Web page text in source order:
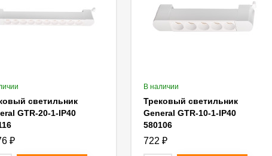
светильник
GTR-20-1-IP40
₽
В наличии
Трековый светильник
General GTR-10-1-IP40
580106
722₽